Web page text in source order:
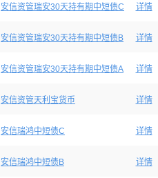
安信资管瑞安30天持有期中短债C 详情
安信资管瑞安30天持有期中短债B 详情
安信资管瑞安30天持有期中短债A 详情
安信资管天利宝货币 详情
安信瑞鸿中短债C 详情
安信瑞鸿中短债B 详情